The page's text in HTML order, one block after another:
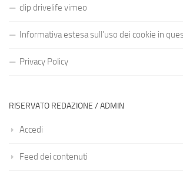
clip drivelife vimeo
Informativa estesa sull’uso dei cookie in
Privacy Policy
RISERVATO REDAZIONE / ADMIN
Accedi
Feed dei contenuti